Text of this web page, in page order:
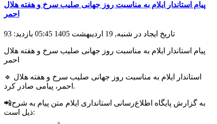
پیام استاندار ایلام به مناسبت روز جهانی صلیب سرخ و هفته هلال
احمر
تاریخ ایجاد در شنبه, 19 ارديبهشت 1405 05:45 بازدید: 93
پیام استاندار ایلام به مناسبت روز جهانی صلیب سرخ و هفته هلال
احمر
🔹 استاندار ایلام به مناسبت روز جهانی صلیب سرخ و هفته هلال
احمر، پیامی صادر کرد.
📲به گزارش پایگاه اطلاع‌رسانی استانداری ایلام متن پیام به شرح
ذیل است: